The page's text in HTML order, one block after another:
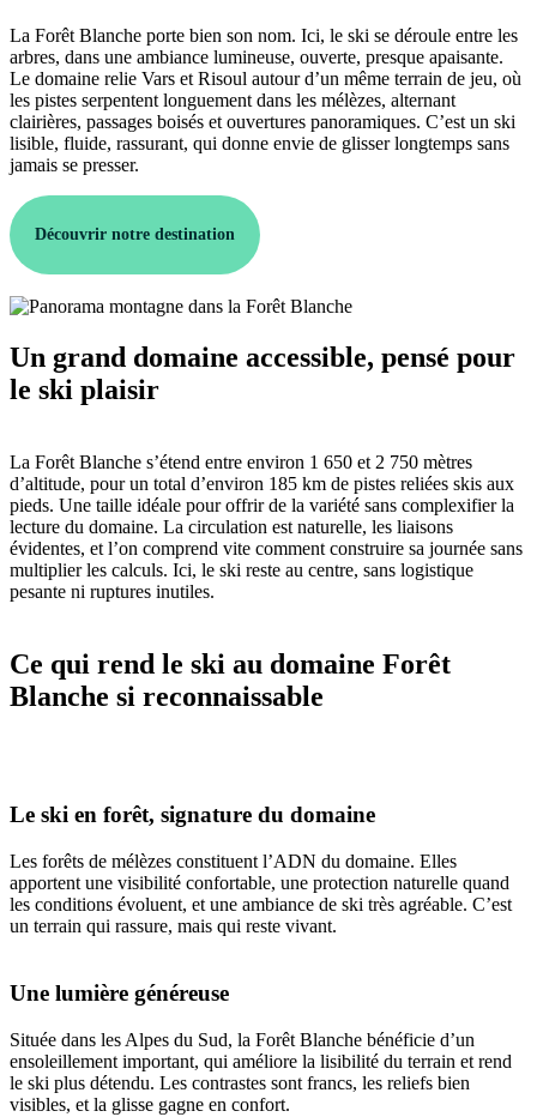
La Forêt Blanche porte bien son nom. Ici, le ski se déroule entre les
arbres, dans une ambiance lumineuse, ouverte, presque apaisante.
Le domaine relie Vars et Risoul autour d’un même terrain de jeu, où
les pistes serpentent longuement dans les mélèzes, alternant
clairières, passages boisés et ouvertures panoramiques. C’est un ski
lisible, fluide, rassurant, qui donne envie de glisser longtemps sans
jamais se presser.
Découvrir notre destination
Un grand domaine accessible, pensé pour
le ski plaisir
La Forêt Blanche s’étend entre environ 1 650 et 2 750 mètres
d’altitude, pour un total d’environ 185 km de pistes reliées skis aux
pieds. Une taille idéale pour offrir de la variété sans complexifier la
lecture du domaine. La circulation est naturelle, les liaisons
évidentes, et l’on comprend vite comment construire sa journée sans
multiplier les calculs. Ici, le ski reste au centre, sans logistique
pesante ni ruptures inutiles.
Ce qui rend le ski au domaine Forêt
Blanche si reconnaissable
Le ski en forêt, signature du domaine
Les forêts de mélèzes constituent l’ADN du domaine. Elles
apportent une visibilité confortable, une protection naturelle quand
les conditions évoluent, et une ambiance de ski très agréable. C’est
un terrain qui rassure, mais qui reste vivant.
Une lumière généreuse
Située dans les Alpes du Sud, la Forêt Blanche bénéficie d’un
ensoleillement important, qui améliore la lisibilité du terrain et rend
le ski plus détendu. Les contrastes sont francs, les reliefs bien
visibles, et la glisse gagne en confort.